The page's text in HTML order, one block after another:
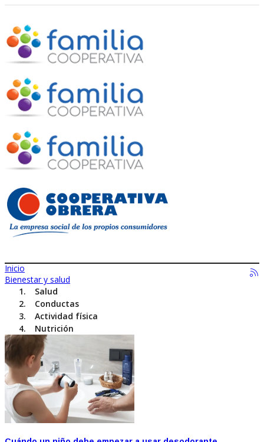
Inicio
Bienestar y salud
Salud
Conductas
Actividad física
Nutrición